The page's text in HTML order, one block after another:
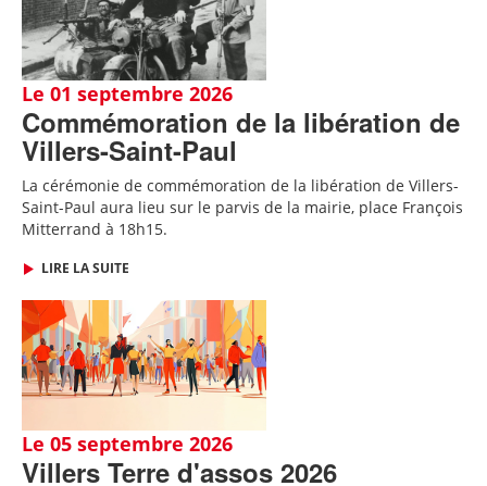
Le 01 septembre 2026
Commémoration de la libération de
Villers-Saint-Paul
La cérémonie de commémoration de la libération de Villers-
Saint-Paul aura lieu sur le parvis de la mairie, place François
Mitterrand à 18h15.
LIRE LA SUITE
Le 05 septembre 2026
Villers Terre d'assos 2026